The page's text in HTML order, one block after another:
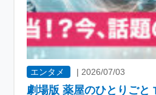
エンタメ | 2026/07/03
劇場版 薬屋のひとりごと